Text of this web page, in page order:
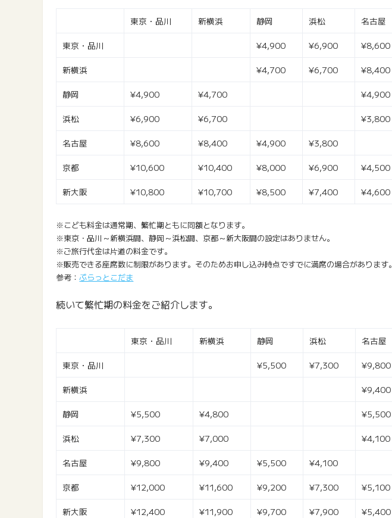
東京・品川 新横浜 静岡 浜松 名古屋
東京・品川 ¥4,900 ¥6,900 ¥8,600
新横浜 ¥4,700 ¥6,700 ¥8,400
静岡 ¥4,900 ¥4,700 ¥4,900
浜松 ¥6,900 ¥6,700 ¥3,800
名古屋 ¥8,600 ¥8,400 ¥4,900 ¥3,800
京都 ¥10,600 ¥10,400 ¥8,000 ¥6,900 ¥4,500
新大阪 ¥10,800 ¥10,700 ¥8,500 ¥7,400 ¥4,600
※こども料金は通常期、繁忙期ともに同額となります。
※東京・品川～新横浜間、静岡～浜松間、京都～新大阪間の設定はありません。
※ご旅行代金は片道の料金です。
※販売できる座席数に制限があります。そのためお申し込み時点ですでに満席の場合があります。
参考：ぷらっとこだま
続いて繁忙期の料金をご紹介します。
東京・品川 新横浜 静岡 浜松 名古屋
東京・品川 ¥5,500 ¥7,300 ¥9,800
新横浜 ¥9,400
静岡 ¥5,500 ¥4,800 ¥5,500
浜松 ¥7,300 ¥7,000 ¥4,100
名古屋 ¥9,800 ¥9,400 ¥5,500 ¥4,100
京都 ¥12,000 ¥11,600 ¥9,200 ¥7,300 ¥5,100
新大阪 ¥12,400 ¥11,900 ¥9,700 ¥7,900 ¥5,400